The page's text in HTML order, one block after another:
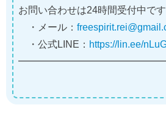
お問い合わせは24時間受付中で
・メール：
・公式LINE： https://lin.ee/